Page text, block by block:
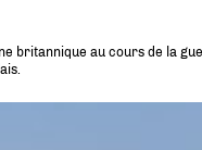
britannique au cours de la